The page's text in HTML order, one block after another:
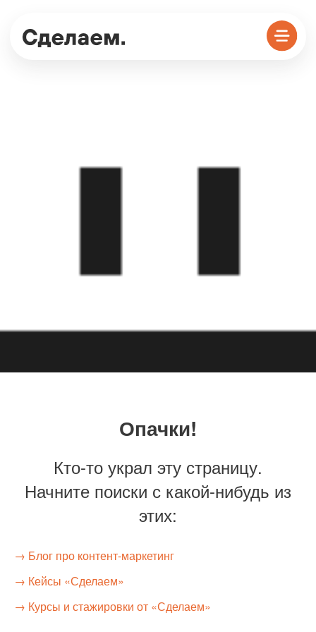
Опачки!
Кто-то украл эту страницу.
Начните поиски с какой-нибудь из
этих:
→ Блог про контент-маркетинг
→ Кейсы «Сделаем»
→ Курсы и стажировки от «Сделаем»